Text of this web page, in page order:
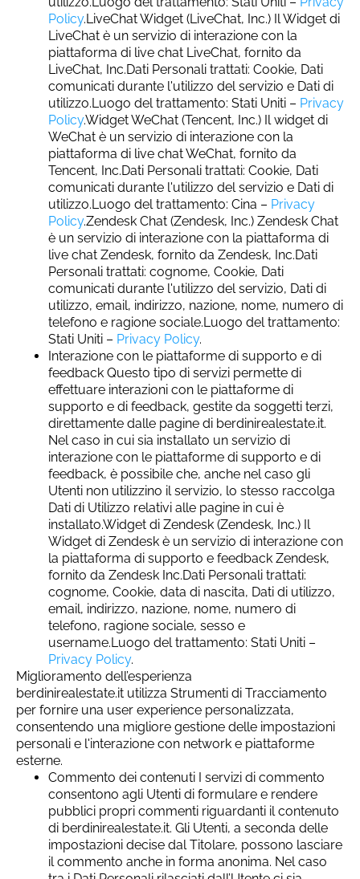
Policy.LiveChat Widget (LiveChat, Inc.) Il Widget di
LiveChat è un servizio di interazione con la
piattaforma di live chat LiveChat, fornito da
LiveChat, Inc.Dati Personali trattati: Cookie, Dati
comunicati durante l'utilizzo del servizio e Dati di
utilizzo.Luogo del trattamento: Stati Uniti – Privacy
Policy.Widget WeChat (Tencent, Inc.) Il widget di
WeChat è un servizio di interazione con la
piattaforma di live chat WeChat, fornito da
Tencent, Inc.Dati Personali trattati: Cookie, Dati
comunicati durante l'utilizzo del servizio e Dati di
utilizzo.Luogo del trattamento: Cina – Privacy
Policy.Zendesk Chat (Zendesk, Inc.) Zendesk Chat
è un servizio di interazione con la piattaforma di
live chat Zendesk, fornito da Zendesk, Inc.Dati
Personali trattati: cognome, Cookie, Dati
comunicati durante l'utilizzo del servizio, Dati di
utilizzo, email, indirizzo, nazione, nome, numero di
telefono e ragione sociale.Luogo del trattamento:
Stati Uniti – Privacy Policy.
Interazione con le piattaforme di supporto e di
feedback Questo tipo di servizi permette di
effettuare interazioni con le piattaforme di
supporto e di feedback, gestite da soggetti terzi,
direttamente dalle pagine di berdinirealestate.it.
Nel caso in cui sia installato un servizio di
interazione con le piattaforme di supporto e di
feedback, è possibile che, anche nel caso gli
Utenti non utilizzino il servizio, lo stesso raccolga
Dati di Utilizzo relativi alle pagine in cui è
installato.Widget di Zendesk (Zendesk, Inc.) Il
Widget di Zendesk è un servizio di interazione con
la piattaforma di supporto e feedback Zendesk,
fornito da Zendesk Inc.Dati Personali trattati:
cognome, Cookie, data di nascita, Dati di utilizzo,
email, indirizzo, nazione, nome, numero di
telefono, ragione sociale, sesso e
username.Luogo del trattamento: Stati Uniti –
Privacy Policy.
Miglioramento dell’esperienza
berdinirealestate.it utilizza Strumenti di Tracciamento
per fornire una user experience personalizzata,
consentendo una migliore gestione delle impostazioni
personali e l'interazione con network e piattaforme
esterne.
Commento dei contenuti I servizi di commento
consentono agli Utenti di formulare e rendere
pubblici propri commenti riguardanti il contenuto
di berdinirealestate.it. Gli Utenti, a seconda delle
impostazioni decise dal Titolare, possono lasciare
il commento anche in forma anonima. Nel caso